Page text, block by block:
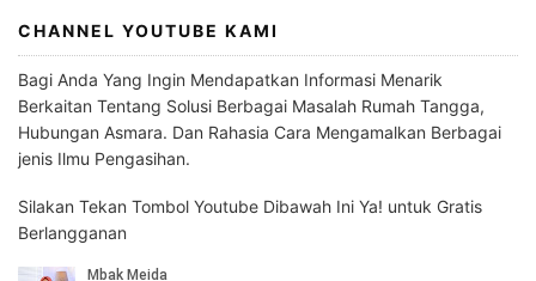
CHANNEL YOUTUBE KAMI
Bagi Anda Yang Ingin Mendapatkan Informasi Menarik
Berkaitan Tentang Solusi Berbagai Masalah Rumah Tangga,
Hubungan Asmara. Dan Rahasia Cara Mengamalkan Berbagai
jenis Ilmu Pengasihan.
Silakan Tekan Tombol Youtube Dibawah Ini Ya! untuk Gratis
Berlangganan